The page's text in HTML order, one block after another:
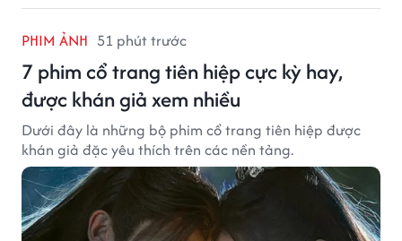
PHIM ẢNH 51 phút trước
7 phim cổ trang tiên hiệp cực kỳ hay,
được khán giả xem nhiều
Dưới đây là những bộ phim cổ trang tiên hiệp được
khán giả đặc yêu thích trên các nền tảng.